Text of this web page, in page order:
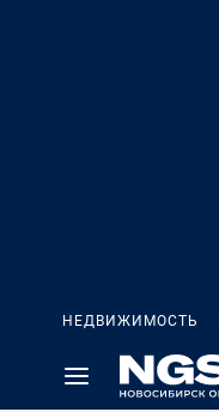
НЕДВИЖИМОСТЬ